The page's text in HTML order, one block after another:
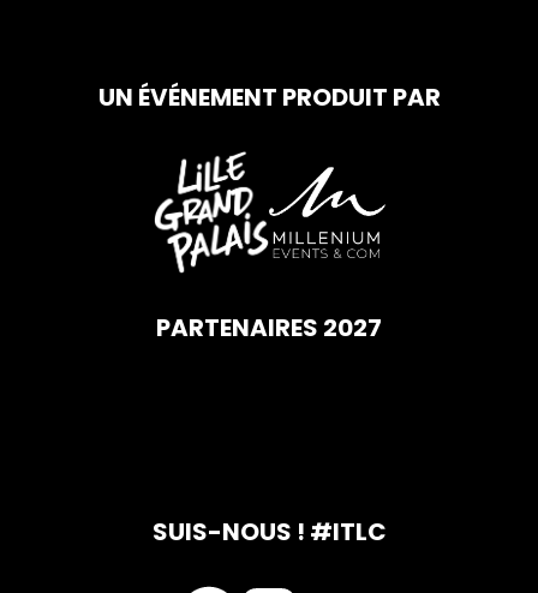
UN ÉVÉNEMENT PRODUIT PAR
PARTENAIRES 2027
SUIS-NOUS ! #ITLC